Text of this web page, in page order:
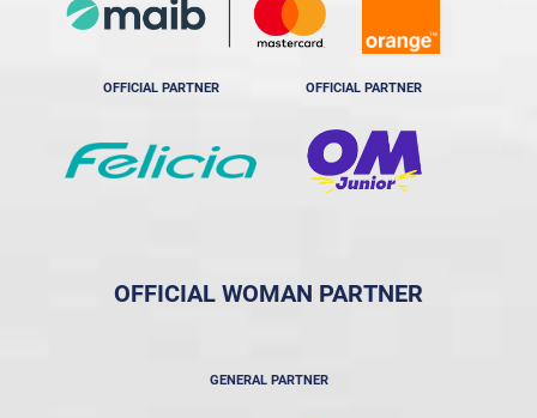
OFFICIAL PARTNER OFFICIAL PARTNER
OFFICIAL WOMAN PARTNER
GENERAL PARTNER